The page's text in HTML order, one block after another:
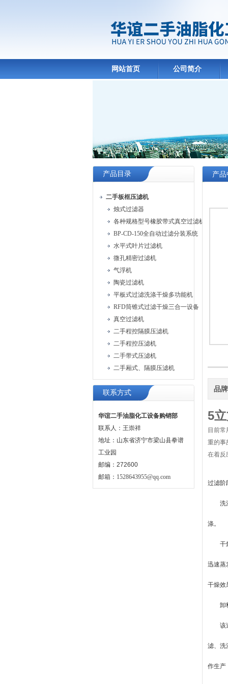
网站首页 公司简介
产品目录
二手板框压滤机
烛式过滤器
各种规格型号橡胶带式真空过滤机
BP-CD-150全自动过滤分装系统
水平式叶片过滤机
微孔精密过滤机
气浮机
陶瓷过滤机
平板式过滤洗涤干燥多功能机
RFD筒锥式过滤干燥三合一设备
真空过滤机
二手程控隔膜压滤机
二手程控压滤机
二手带式压滤机
二手厢式、隔膜压滤机
联系方式
华谊二手油脂化工设备购销部
联系人：王崇祥
地址：山东省济宁市梁山县拳谱
工业园
邮编：272600
邮箱： 1528643955@qq.com
产
品牌
5
目前
重的事
在着反
过滤阶
洗涤
涤。
干燥
迅速蒸
干燥效
卸料
该过
滤、洗
作生产